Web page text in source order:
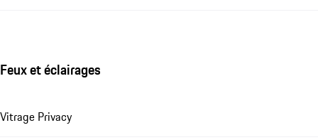
Feux et éclairages
Vitrage Privacy